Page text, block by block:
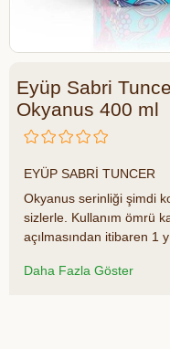
Eyüp Sabri
Okyanus 400 ml
EYÜP SABRİ TUNCER
Okyanus serinliği şimdi
sizlerle. Kullanım ömrü
açılmasından itibaren 1
saklanmalıdır. Notları şu
Daha Fazla Göster